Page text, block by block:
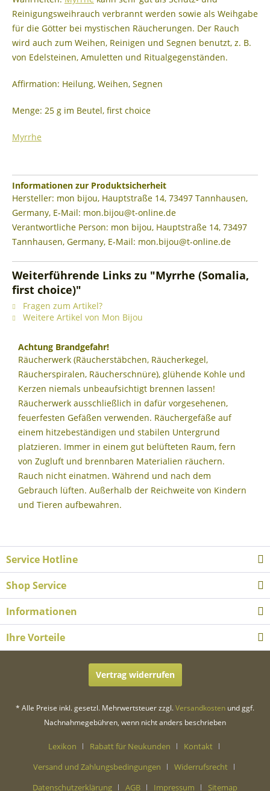
Reinigungsweihrauch verbrannt werden sowie als Weihgabe
für die Götter bei mystischen Räucherungen. Der Rauch
wird auch zum Weihen, Reinigen und Segnen benutzt, z. B.
von Edelsteinen, Amuletten und Ritualgegenständen.
Affirmation: Heilung, Weihen, Segnen
Menge: 25 g im Beutel, first choice
Myrrhe
Informationen zur Produktsicherheit
Hersteller: mon bijou, Hauptstraße 14, 73497 Tannhausen,
Germany, E-Mail: mon.bijou@t-online.de
Verantwortliche Person: mon bijou, Hauptstraße 14, 73497
Tannhausen, Germany, E-Mail: mon.bijou@t-online.de
Weiterführende Links zu "Myrrhe (Somalia,
first choice)"
Fragen zum Artikel?
Weitere Artikel von Mon Bijou
Achtung Brandgefahr!
Räucherwerk (Räucherstäbchen, Räucherkegel,
Räucherspiralen, Räucherschnüre), glühende Kohle und
Kerzen niemals unbeaufsichtigt brennen lassen!
Räucherwerk ausschließlich in dafür vorgesehenen,
feuerfesten Gefäßen verwenden. Räuchergefäße auf
einem hitzebeständigen und stabilen Untergrund
platzieren. Immer in einem gut belüfteten Raum, fern
von Zugluft und brennbaren Materialien räuchern.
Rauch nicht einatmen. Während und nach dem
Gebrauch lüften. Außerhalb der Reichweite von Kindern
und Tieren aufbewahren.
Service Hotline
Shop Service
Informationen
Ihre Vorteile
Vertrag widerrufen
* Alle Preise inkl. gesetzl. Mehrwertsteuer zzgl.Versandkosten und ggf.
Nachnahmegebühren, wenn nicht anders beschrieben
Lexikon Rabatt für Neukunden
Kontakt
Versand und Zahlungsbedingungen
Widerrufsrecht
Datenschutzerklärung
AGB Impressum Sitemap